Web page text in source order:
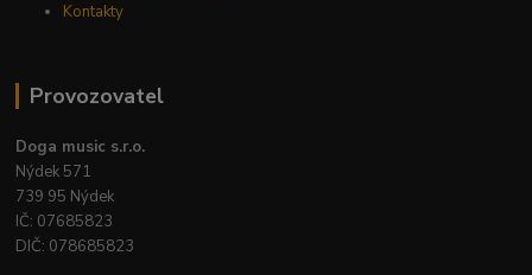
Kontakty
Provozovatel
Doga music s.r.o.
Nýdek 571
739 95 Nýdek
IČ: 07685823
DIČ: 078685823